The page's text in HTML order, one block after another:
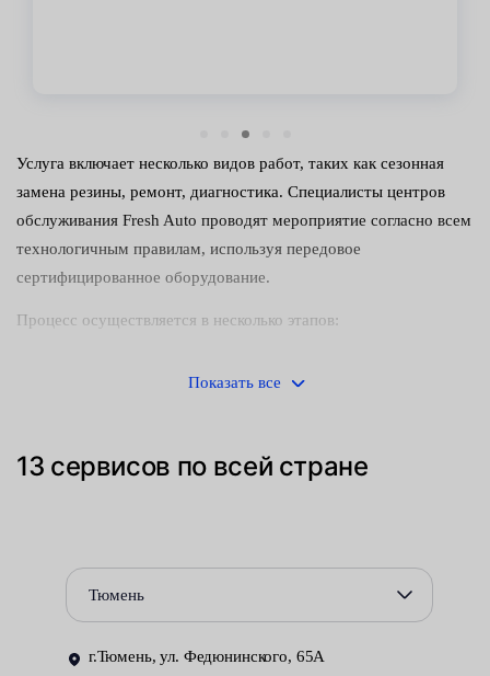
Услуга включает несколько видов работ, таких как сезонная
замена резины, ремонт, диагностика. Специалисты центров
обслуживания Fresh Auto проводят мероприятие согласно всем
технологичным правилам, используя передовое
сертифицированное оборудование.
Процесс осуществляется в несколько этапов:
вентиль;
давлением;
установка новой камеры;
закачка воздуха;
Показать все
13 сервисов по всей стране
Тюмень
г.Тюмень, ул. Федюнинского, 65А